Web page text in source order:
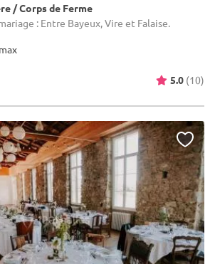
/ Corps de Ferme
: Entre Bayeux, Vire et Falaise.
5.0 (10)